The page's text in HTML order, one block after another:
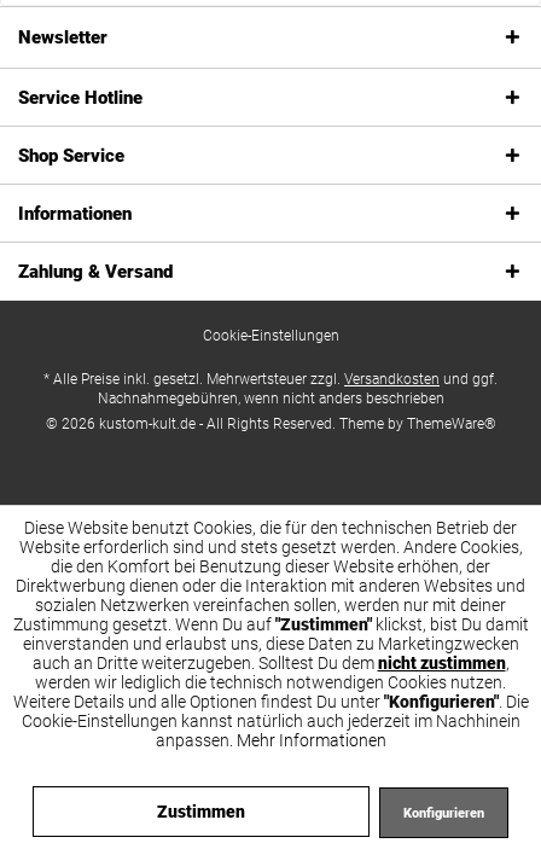
Newsletter
Service Hotline
Shop Service
Informationen
Zahlung & Versand
Cookie-Einstellungen
* Alle Preise inkl. gesetzl. Mehrwertsteuer zzgl. Versandkosten und ggf.
Nachnahmegebühren, wenn nicht anders beschrieben
© 2026 kustom-kult.de - All Rights Reserved. Theme by ThemeWare®
Diese Website benutzt Cookies, die für den technischen Betrieb der
Website erforderlich sind und stets gesetzt werden. Andere Cookies,
die den Komfort bei Benutzung dieser Website erhöhen, der
Direktwerbung dienen oder die Interaktion mit anderen Websites und
sozialen Netzwerken vereinfachen sollen, werden nur mit deiner
Zustimmung gesetzt. Wenn Du auf"Zustimmen"klickst, bist Du damit
einverstanden und erlaubst uns, diese Daten zu Marketingzwecken
auch an Dritte weiterzugeben. Solltest Du demnicht zustimmen,
werden wir lediglich die technisch notwendigen Cookies nutzen.
Weitere Details und alle Optionen findest Du unter"Konfigurieren". Die
Cookie-Einstellungen kannst natürlich auch jederzeit im Nachhinein
anpassen. Mehr Informationen
Zustimmen Konfigurieren